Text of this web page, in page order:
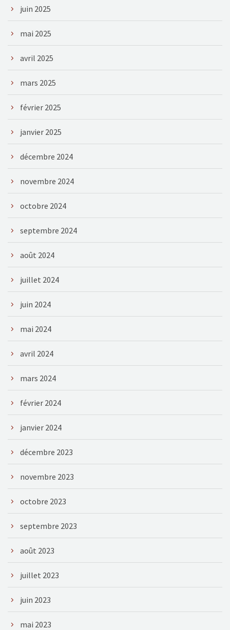
juin 2025
mai 2025
avril 2025
mars 2025
février 2025
janvier 2025
décembre 2024
novembre 2024
octobre 2024
septembre 2024
août 2024
juillet 2024
juin 2024
mai 2024
avril 2024
mars 2024
février 2024
janvier 2024
décembre 2023
novembre 2023
octobre 2023
septembre 2023
août 2023
juillet 2023
juin 2023
mai 2023